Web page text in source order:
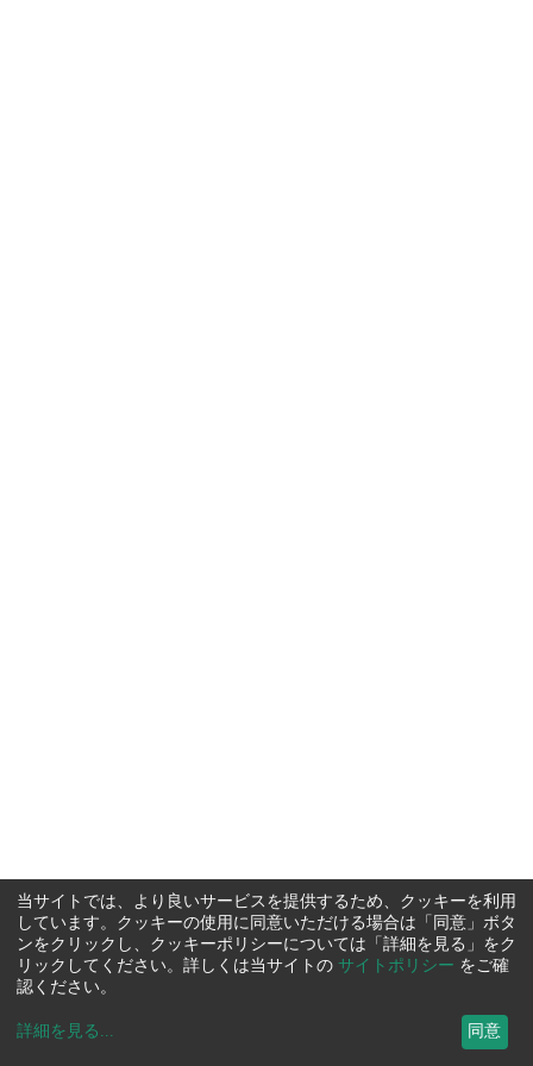
当サイトでは、より良いサービスを提供するため、クッキーを利用
しています。クッキーの使用に同意いただける場合は「同意」ボタ
ンをクリックし、クッキーポリシーについては「詳細を見る」をク
リックしてください。詳しくは当サイトの サイトポリシー をご確
認ください。
詳細を見る ... 同意